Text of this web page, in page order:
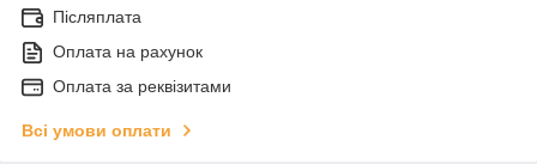
Післяплата
Оплата на рахунок
Оплата за реквізитами
Всі умови оплати